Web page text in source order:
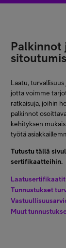
Palkinnot
Laatu,
jotta voimme
ratkaisuja, joihin
palkinnot
kehityksen
työtä
Tutustu tällä
sertifikaatteihin.
Laatusertifikaatit
Tunnustukset
Muut